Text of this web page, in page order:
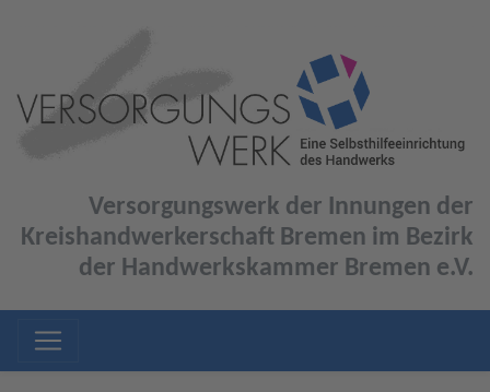
Versorgungswerk der Innungen der
Kreishandwerkerschaft Bremen im Bezirk
der Handwerkskammer Bremen e.V.